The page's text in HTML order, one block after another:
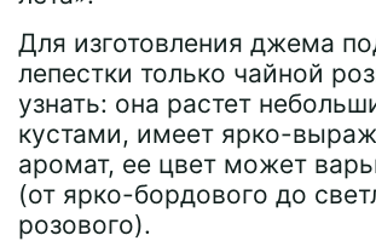
Для изготовления джема
лепестки только чайной
узнать: она растет
кустами, имеет ярко-
аромат, ее цвет может
(от ярко-бордового до
розового).